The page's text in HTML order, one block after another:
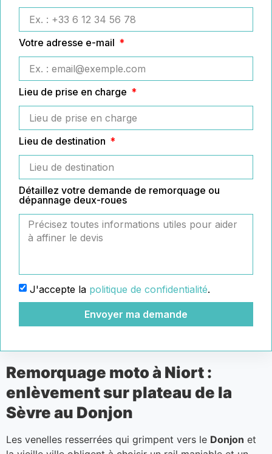
Votre adresse e-mail
Lieu de prise en charge
Lieu de destination
Détaillez votre demande de remorquage ou
dépannage deux-roues
J'accepte la politique de confidentialité.
Envoyer ma demande
Remorquage moto à Niort :
enlèvement sur plateau de la
Sèvre au Donjon
Les venelles resserrées qui grimpent vers le Donjon et